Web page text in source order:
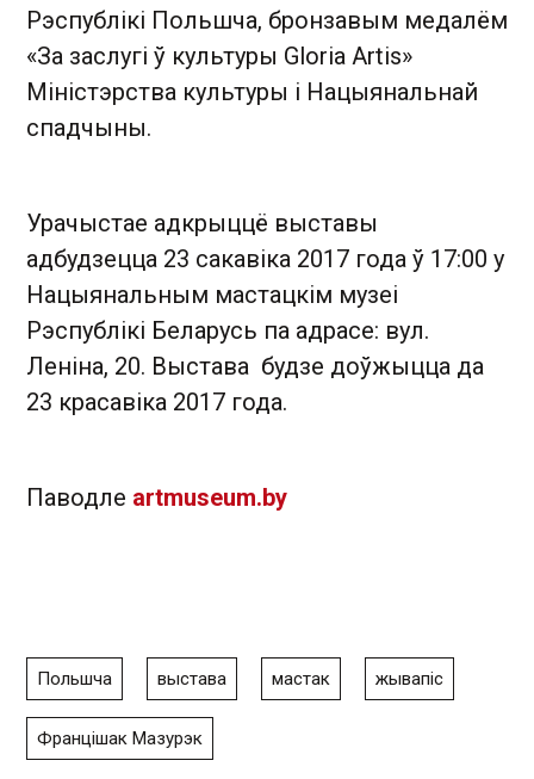
Рэспублікі Польшча, бронзавым медалём
«За заслугі ў культуры Gloria Artis»
Міністэрства культуры і Нацыянальнай
спадчыны.
Урачыстае адкрыццё выставы
адбудзецца 23 сакавіка 2017 года ў 17:00 у
Нацыянальным мастацкім музеі
Рэспублікі Беларусь па адрасе: вул.
Леніна, 20. Выстава будзе доўжыцца да
23 красавіка 2017 года.
Паводле artmuseum.by
Польшча выстава мастак жывапіс
Францішак Мазурэк